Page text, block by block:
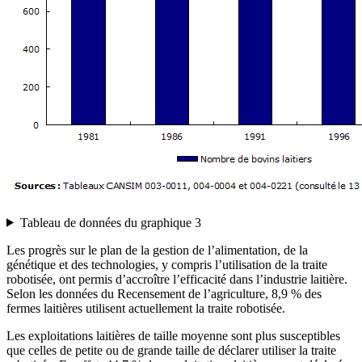
Tableau de données du graphique 3
Les progrès sur le plan de la gestion de l’alimentation, de la
génétique et des technologies, y compris l’utilisation de la traite
robotisée, ont permis d’accroître l’efficacité dans l’industrie laitière.
Selon les données du Recensement de l’agriculture, 8,9 % des
fermes laitières utilisent actuellement la traite robotisée.
Les exploitations laitières de taille moyenne sont plus susceptibles
que celles de petite ou de grande taille de déclarer utiliser la traite